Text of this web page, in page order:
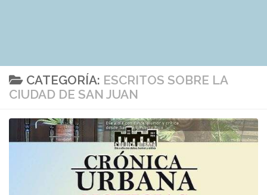
CATEGORÍA: ESCRITOS SOBRE LA
CIUDAD DE SAN JUAN